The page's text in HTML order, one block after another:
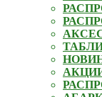
АКЦИИ